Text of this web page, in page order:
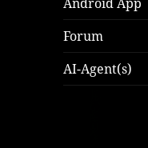
Forum
AI-Agent(s)